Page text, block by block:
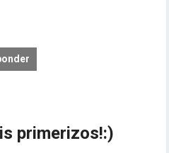
primerizos!:)